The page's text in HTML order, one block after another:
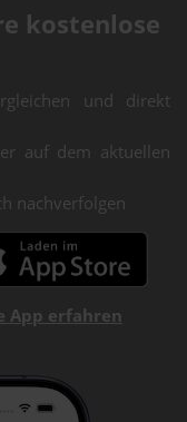
kostenlose
und direkt
auf dem aktuellen
nachverfolgen
App erfahren